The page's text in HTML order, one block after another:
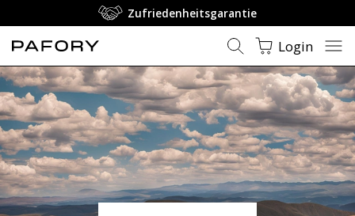
Zufriedenheitsgarantie
Login